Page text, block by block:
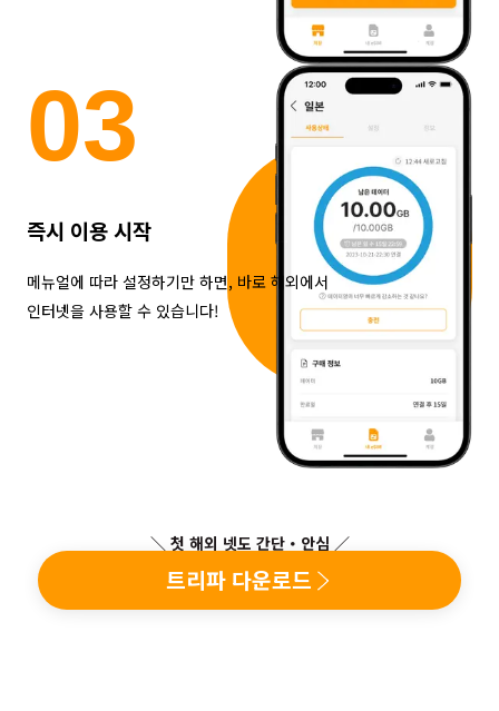
03
즉시 이용 시작
메뉴얼에 따라 설정하기만 하면, 바로 해외에서
인터넷을 사용할 수 있습니다!
＼ 첫 해외 넷도 간단・안심 ／
트리파 다운로드